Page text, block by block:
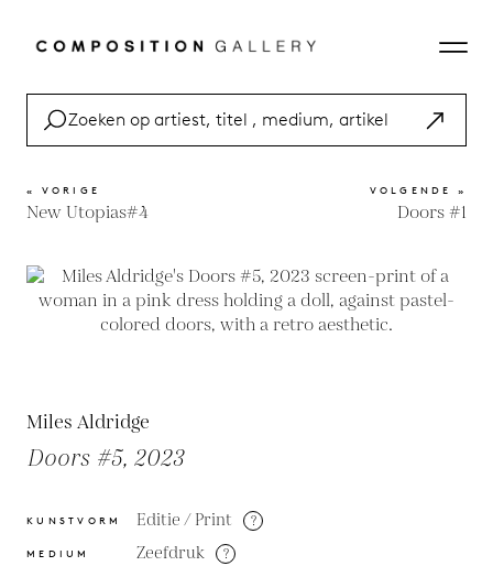
« VORIGE
New Utopias#4
VOLGENDE »
Doors #1
Miles Aldridge
Doors #5, 2023
KUNSTVORM Editie / Print ?
MEDIUM Zeefdruk ?